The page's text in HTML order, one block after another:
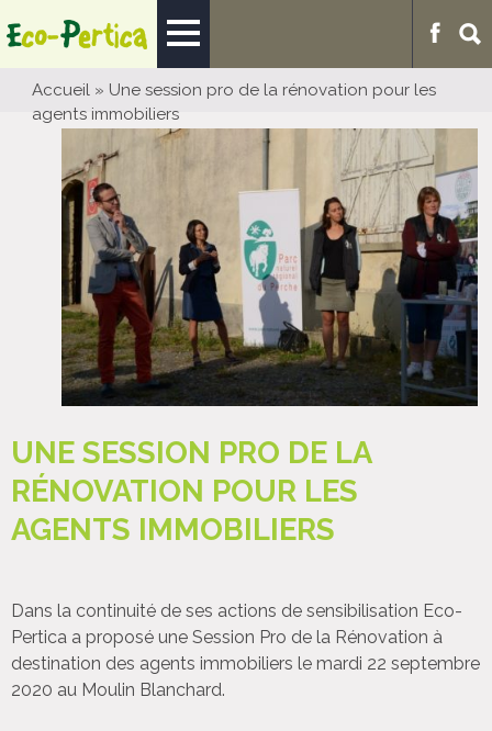
Accueil » Une session pro de la rénovation pour les
agents immobiliers
UNE SESSION PRO DE LA
RÉNOVATION POUR LES
AGENTS IMMOBILIERS
Dans la continuité de ses actions de sensibilisation Eco-
Pertica a proposé une Session Pro de la Rénovation à
destination des agents immobiliers le mardi 22 septembre
2020 au Moulin Blanchard.